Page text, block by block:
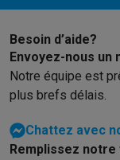
Télévision & Audio
Sport & Loisirs
Outlet
OutletToutes nos
Besoin d’aide?
Envoyez-nous un
Notre équipe est
plus brefs délais.
Chattez avec
Remplissez